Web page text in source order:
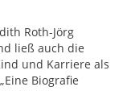
Roth-Jörg
ließ auch die
und Karriere als
Biografie